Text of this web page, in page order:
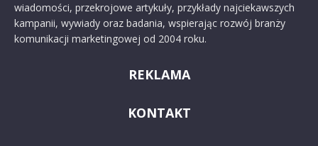
wiadomości, przekrojowe artykuły, przykłady najciekawszych
kampanii, wywiady oraz badania, wspierając rozwój branży
komunikacji marketingowej od 2004 roku.
REKLAMA
KONTAKT